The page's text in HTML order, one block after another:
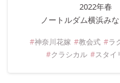
2022年春
ノートルダム横浜み
神奈川花嫁 教会式
ラ
クラシカル
スタイ